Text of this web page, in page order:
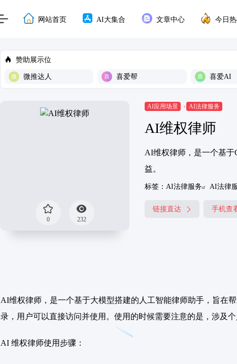
网站首页 AI大集合 文章中心 今日
赞助展示位
微推达人 喜爱帮 喜爱AI
0 232
AI应用场景 AI法律服务
AI维权律师
AI维权律师，是一个基于
益。
标签： AI法律服务 AI法律
链接直达 手机查
AI维权律师，是一个基于大模型搭建的人工智能律师助手，旨在
录，用户可以直接访问并使用。使用的时候需要注意的是，涉及
AI 维权律师使用步骤：